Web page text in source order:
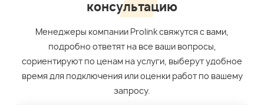
консультацию
Менеджеры компании Prolink свяжутся с вами,
подробно ответят на все ваши вопросы,
сориентируют по ценам на услуги, выберут удобное
время для подключения или оценки работ по вашему
запросу.